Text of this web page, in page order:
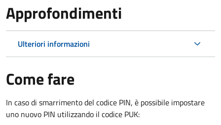
Approfondimenti
Ulteriori informazioni
Come fare
In caso di smarrimento del codice PIN, è possibile impostare
uno nuovo PIN utilizzando il codice PUK: